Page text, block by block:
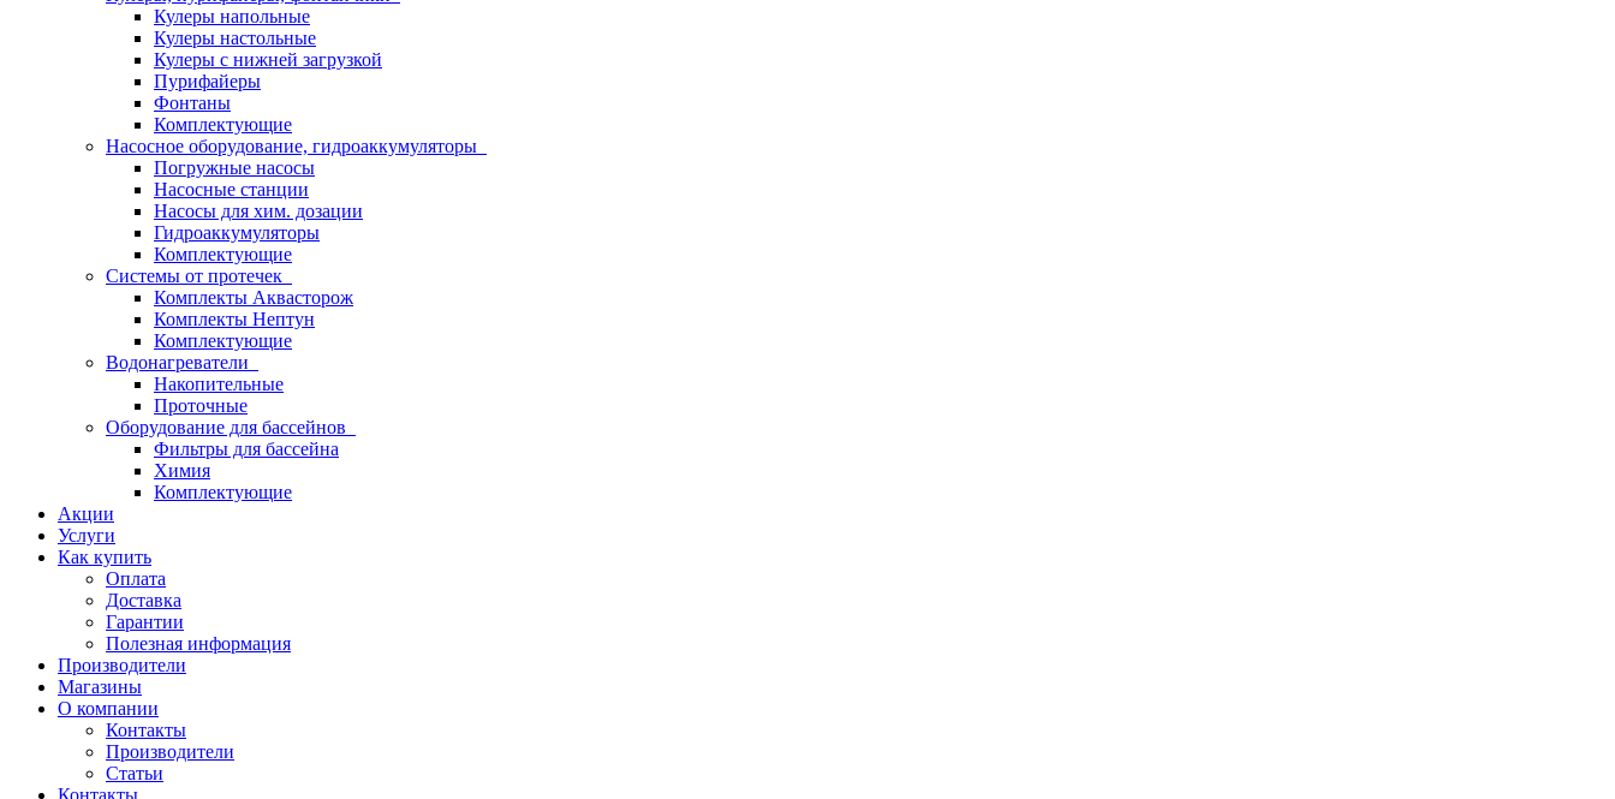
Кулеры напольные
Кулеры настольные
Кулеры с нижней загрузкой
Пурифайеры
Фонтаны
Комплектующие
Насосное оборудование, гидроаккумуляторы
Погружные насосы
Насосные станции
Насосы для хим. дозации
Гидроаккумуляторы
Комплектующие
Системы от протечек
Комплекты Аквасторож
Комплекты Нептун
Комплектующие
Водонагреватели
Накопительные
Проточные
Оборудование для бассейнов
Фильтры для бассейна
Химия
Комплектующие
Акции
Услуги
Как купить
Оплата
Доставка
Гарантии
Полезная информация
Производители
Магазины
О компании
Контакты
Производители
Статьи
Контакты